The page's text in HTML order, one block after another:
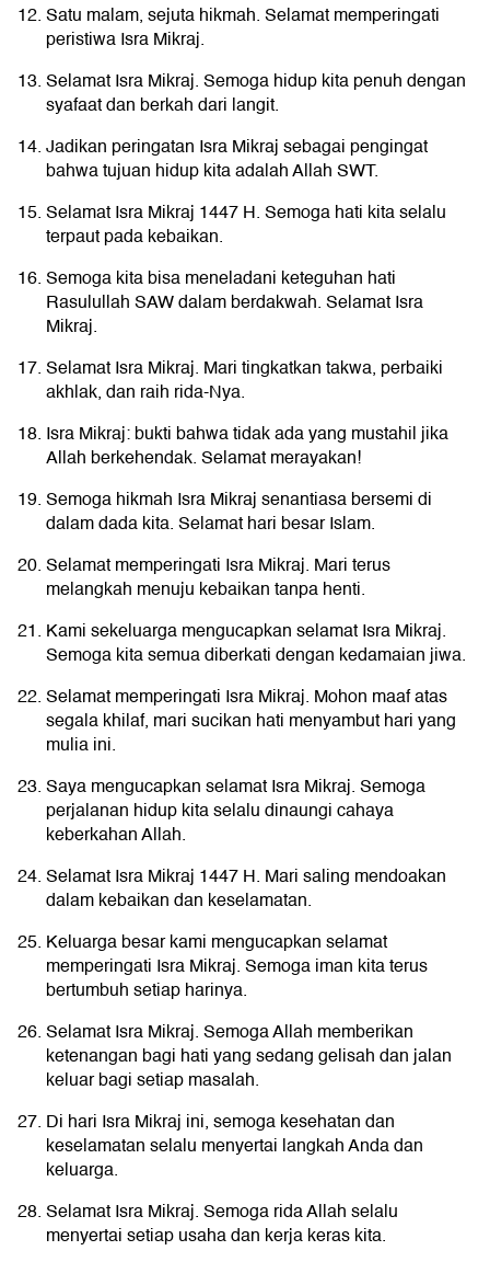
Satu malam, sejuta hikmah. Selamat memperingati
peristiwa Isra Mikraj.
Selamat Isra Mikraj. Semoga hidup kita penuh dengan
syafaat dan berkah dari langit.
Jadikan peringatan Isra Mikraj sebagai pengingat
bahwa tujuan hidup kita adalah Allah SWT.
Selamat Isra Mikraj 1447 H. Semoga hati kita selalu
terpaut pada kebaikan.
Semoga kita bisa meneladani keteguhan hati
Rasulullah SAW dalam berdakwah. Selamat Isra
Mikraj.
Selamat Isra Mikraj. Mari tingkatkan takwa, perbaiki
akhlak, dan raih rida-Nya.
Isra Mikraj: bukti bahwa tidak ada yang mustahil jika
Allah berkehendak. Selamat merayakan!
Semoga hikmah Isra Mikraj senantiasa bersemi di
dalam dada kita. Selamat hari besar Islam.
Selamat memperingati Isra Mikraj. Mari terus
melangkah menuju kebaikan tanpa henti.
Kami sekeluarga mengucapkan selamat Isra Mikraj.
Semoga kita semua diberkati dengan kedamaian jiwa.
Selamat memperingati Isra Mikraj. Mohon maaf atas
segala khilaf, mari sucikan hati menyambut hari yang
mulia ini.
Saya mengucapkan selamat Isra Mikraj. Semoga
perjalanan hidup kita selalu dinaungi cahaya
keberkahan Allah.
Selamat Isra Mikraj 1447 H. Mari saling mendoakan
dalam kebaikan dan keselamatan.
Keluarga besar kami mengucapkan selamat
memperingati Isra Mikraj. Semoga iman kita terus
bertumbuh setiap harinya.
Selamat Isra Mikraj. Semoga Allah memberikan
ketenangan bagi hati yang sedang gelisah dan jalan
keluar bagi setiap masalah.
Di hari Isra Mikraj ini, semoga kesehatan dan
keselamatan selalu menyertai langkah Anda dan
keluarga.
Selamat Isra Mikraj. Semoga rida Allah selalu
menyertai setiap usaha dan kerja keras kita.